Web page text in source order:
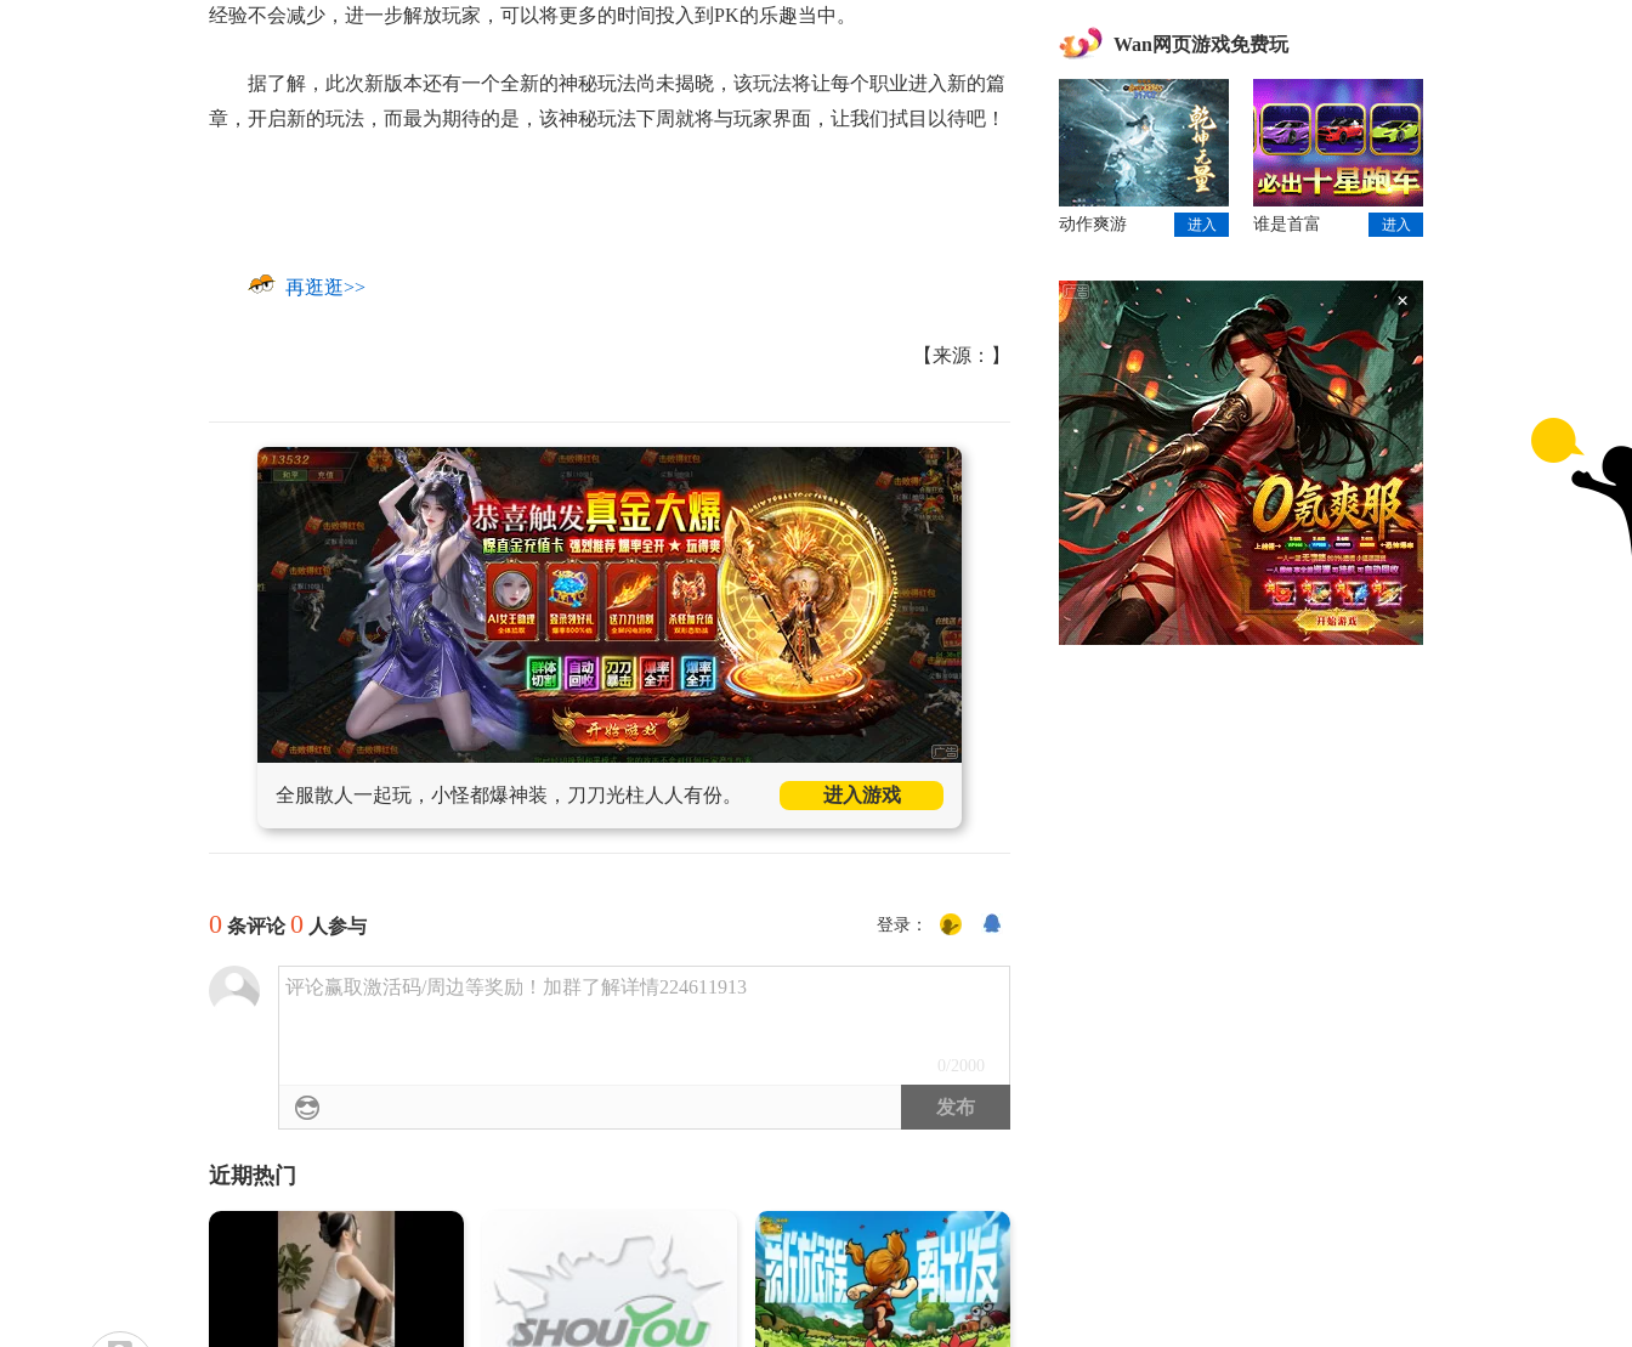
经验不会减少，进一步解放玩家，可以将更多的时间投入到PK的乐趣当中。
据了解，此次新版本还有一个全新的神秘玩法尚未揭晓，该玩法将让每个职业进入新的篇
章，开启新的玩法，而最为期待的是，该神秘玩法下周就将与玩家界面，让我们拭目以待吧！
再逛逛>>
【来源：】
全服散人一起玩，小怪都爆神装，刀刀光柱人人有份。 进入游戏
0 条评论0 人参与 登录：
评论赢取激活码/周边等奖励！加群了解详情224611913
0 /2000
发布
近期热门
Wan网页游戏免费玩
动作爽游 进入 谁是首富 进入
×